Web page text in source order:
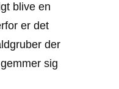
blive en
er det
der
sig